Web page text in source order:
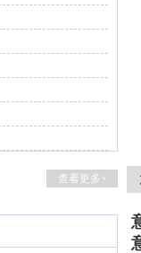
查看更多+